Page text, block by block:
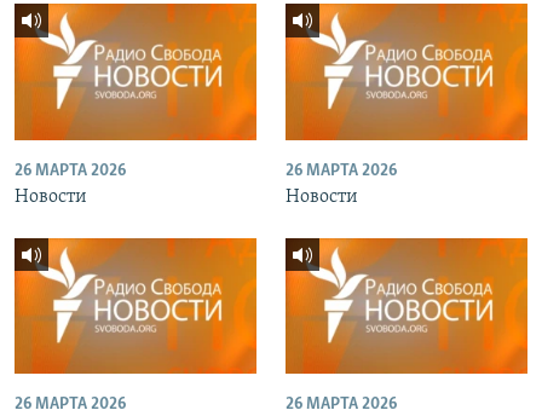
26 МАРТА 2026
Новости
26 МАРТА 2026
Новости
26 МАРТА 2026 26 МАРТА 2026